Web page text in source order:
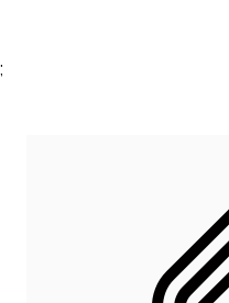
;